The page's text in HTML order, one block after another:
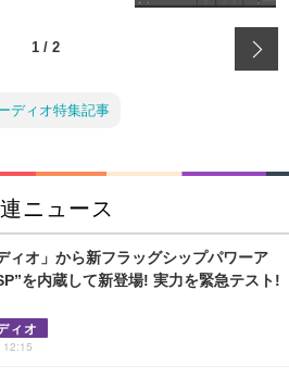
1 / 2
ディオ特集記事
ニュース
ィオ」から新フラッグシップパワーア
を内蔵して新登場! 実力を緊急テスト!
ィオ
12:15